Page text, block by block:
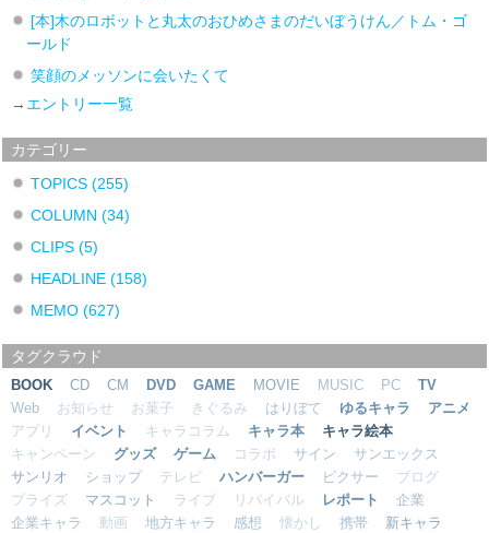
[本]木のロボットと丸太のおひめさまのだいぼうけん／トム・ゴ
ールド
笑顔のメッソンに会いたくて
→ エントリー一覧
カテゴリー
TOPICS (255)
COLUMN (34)
CLIPS (5)
HEADLINE (158)
MEMO (627)
タグクラウド
BOOK CD CM DVD GAME MOVIE MUSIC PC
TV
Web
お知らせ お菓子 きぐるみ はりぼて ゆるキャラ
アニメ
アプリ
イベント キャラコラム キャラ本
キャラ絵本
キャンペーン
グッズ ゲーム コラボ サイン
サンエックス
サンリオ
ショップ テレビ ハンバーガー ピクサー
ブログ
プライズ
マスコット ライブ リバイバル レポート
企業
企業キャラ
動画 地方キャラ 感想 懐かし 携帯
新キャラ